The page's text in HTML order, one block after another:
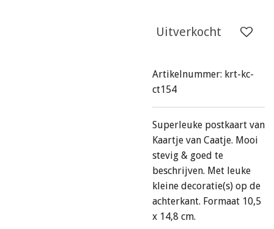
Uitverkocht
Artikelnummer: krt-kc-
ct154
Superleuke postkaart van
Kaartje van Caatje. Mooi
stevig & goed te
beschrijven. Met leuke
kleine decoratie(s) op de
achterkant. Formaat 10,5
x 14,8 cm.